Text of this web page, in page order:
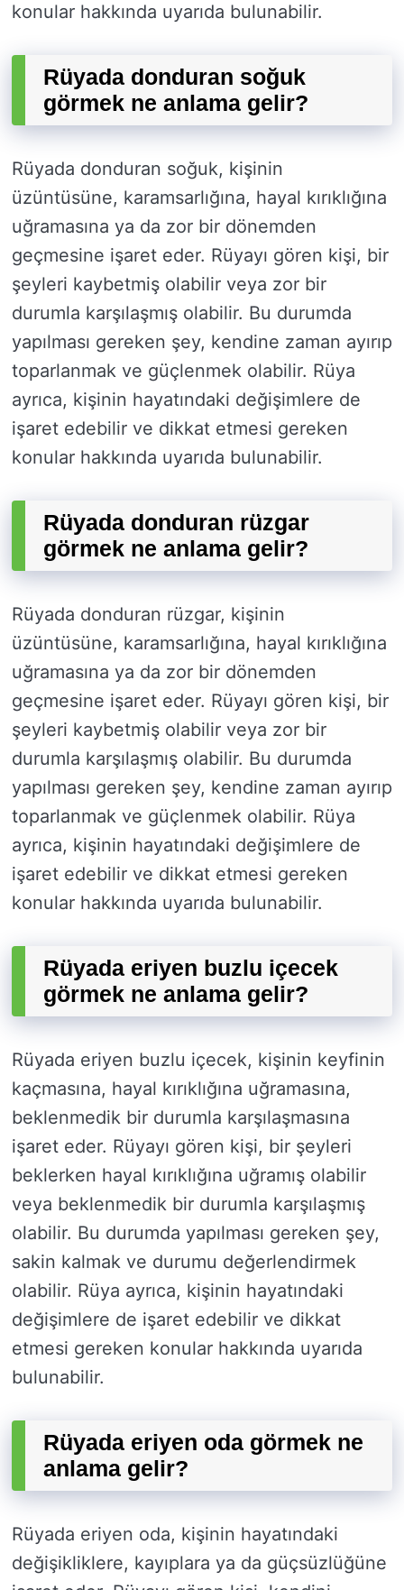
konular hakkında uyarıda bulunabilir.
Rüyada donduran soğuk
görmek ne anlama gelir?
Rüyada donduran soğuk, kişinin
üzüntüsüne, karamsarlığına, hayal kırıklığına
uğramasına ya da zor bir dönemden
geçmesine işaret eder. Rüyayı gören kişi, bir
şeyleri kaybetmiş olabilir veya zor bir
durumla karşılaşmış olabilir. Bu durumda
yapılması gereken şey, kendine zaman ayırıp
toparlanmak ve güçlenmek olabilir. Rüya
ayrıca, kişinin hayatındaki değişimlere de
işaret edebilir ve dikkat etmesi gereken
konular hakkında uyarıda bulunabilir.
Rüyada donduran rüzgar
görmek ne anlama gelir?
Rüyada donduran rüzgar, kişinin
üzüntüsüne, karamsarlığına, hayal kırıklığına
uğramasına ya da zor bir dönemden
geçmesine işaret eder. Rüyayı gören kişi, bir
şeyleri kaybetmiş olabilir veya zor bir
durumla karşılaşmış olabilir. Bu durumda
yapılması gereken şey, kendine zaman ayırıp
toparlanmak ve güçlenmek olabilir. Rüya
ayrıca, kişinin hayatındaki değişimlere de
işaret edebilir ve dikkat etmesi gereken
konular hakkında uyarıda bulunabilir.
Rüyada eriyen buzlu içecek
görmek ne anlama gelir?
Rüyada eriyen buzlu içecek, kişinin keyfinin
kaçmasına, hayal kırıklığına uğramasına,
beklenmedik bir durumla karşılaşmasına
işaret eder. Rüyayı gören kişi, bir şeyleri
beklerken hayal kırıklığına uğramış olabilir
veya beklenmedik bir durumla karşılaşmış
olabilir. Bu durumda yapılması gereken şey,
sakin kalmak ve durumu değerlendirmek
olabilir. Rüya ayrıca, kişinin hayatındaki
değişimlere de işaret edebilir ve dikkat
etmesi gereken konular hakkında uyarıda
bulunabilir.
Rüyada eriyen oda görmek ne
anlama gelir?
Rüyada eriyen oda, kişinin hayatındaki
değişikliklere, kayıplara ya da güçsüzlüğüne